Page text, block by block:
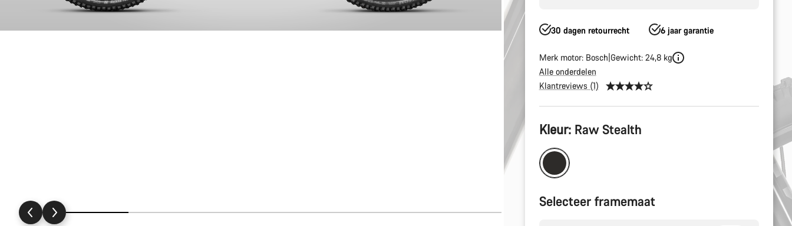
30 dagen retourrecht 6 jaar garantie
Merk motor: Bosch Gewicht: 24,8 kg
Alle onderdelen
Klantreviews (1)
Productconfiguratie
Kleur: Raw Stealth
Selecteer framemaat